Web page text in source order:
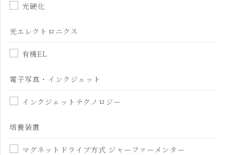
光硬化
光エレクトロニクス
有機EL
電子写真・インクジェット
インクジェットテクノロジー
培養装置
マグネットドライブ方式 ジャーファーメンター